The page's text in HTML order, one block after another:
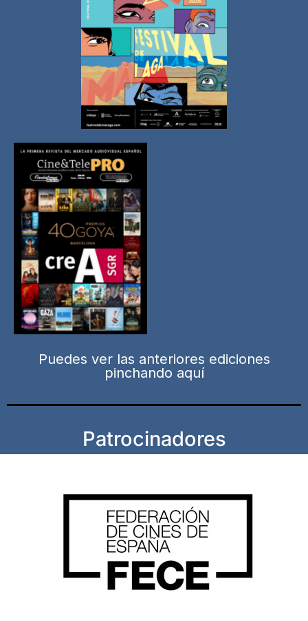
Puedes ver las anteriores ediciones
pinchando aquí
Patrocinadores